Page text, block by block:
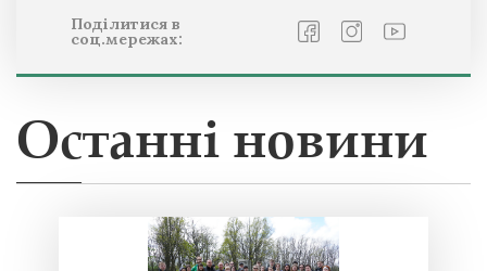
Поділитися в
соц.мережах:
Останні новини